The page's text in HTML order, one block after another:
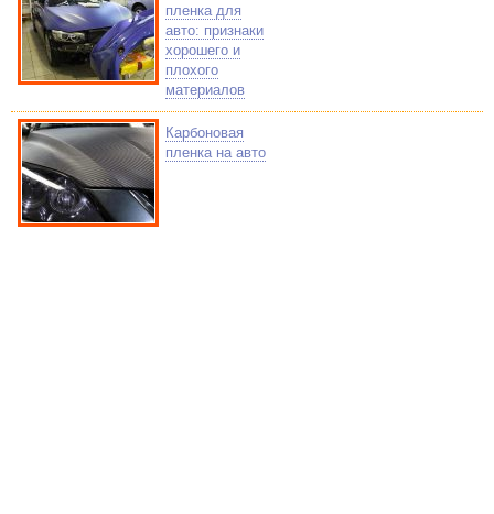
пленка для
авто: признаки
хорошего и
плохого
материалов
Карбоновая
пленка на авто